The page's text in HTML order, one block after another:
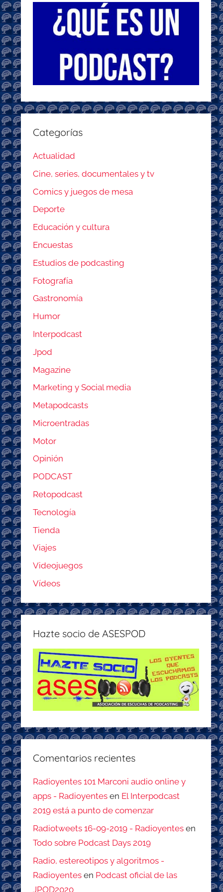
Categorías
Actualidad
Cine, series, documentales y tv
Comics y juegos de mesa
Deporte
Educación y cultura
Encuestas
Estudios de podcasting
Fotografía
Gastronomía
Humor
Interpodcast
Jpod
Magazine
Marketing y Social media
Metapodcasts
Microentradas
Motor
Opinión
PODCAST
Retopodcast
Tecnología
Tienda
Viajes
Videojuegos
Vídeos
Hazte socio de ASESPOD
Comentarios recientes
Radioyentes 101 Marconi audio online y
apps - Radioyentes en El Interpodcast
2019 está a punto de comenzar
Radiotweets 16-09-2019 - Radioyentes en
Todo sobre Podcast Days 2019
Radio, estereotipos y algoritmos -
Radioyentes en Podcast oficial de las
JPOD2020